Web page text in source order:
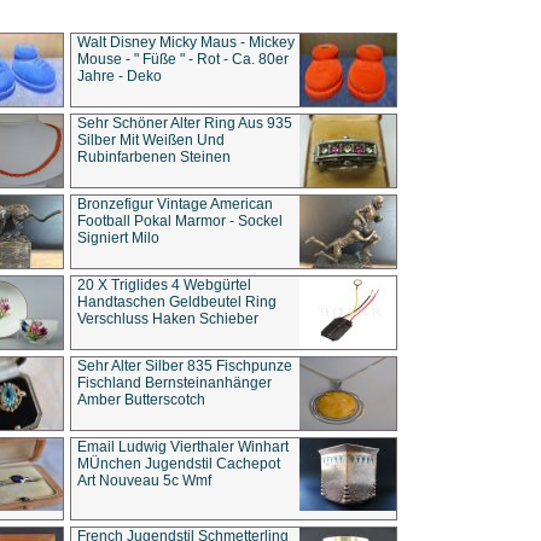
Walt Disney Micky Maus - Mickey
Mouse - " Füße " - Rot - Ca. 80er
Jahre - Deko
Sehr Schöner Alter Ring Aus 935
Silber Mit Weißen Und
Rubinfarbenen Steinen
Bronzefigur Vintage American
Football Pokal Marmor - Sockel
Signiert Milo
20 X Triglides 4 Webgürtel
Handtaschen Geldbeutel Ring
Verschluss Haken Schieber
Sehr Alter Silber 835 Fischpunze
Fischland Bernsteinanhänger
Amber Butterscotch
Email Ludwig Vierthaler Winhart
MÜnchen Jugendstil Cachepot
Art Nouveau 5c Wmf
French Jugendstil Schmetterling